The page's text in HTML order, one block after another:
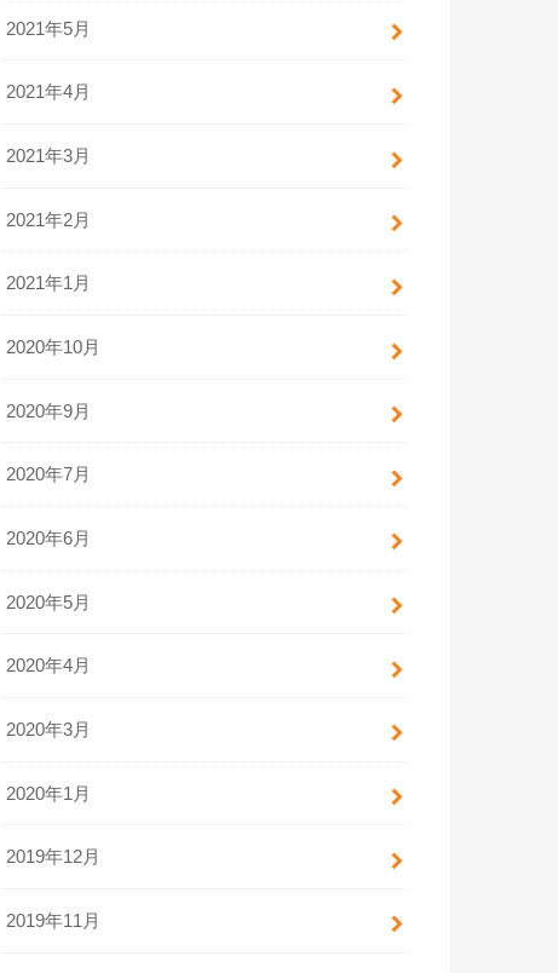
2021年5月
2021年4月
2021年3月
2021年2月
2021年1月
2020年10月
2020年9月
2020年7月
2020年6月
2020年5月
2020年4月
2020年3月
2020年1月
2019年12月
2019年11月